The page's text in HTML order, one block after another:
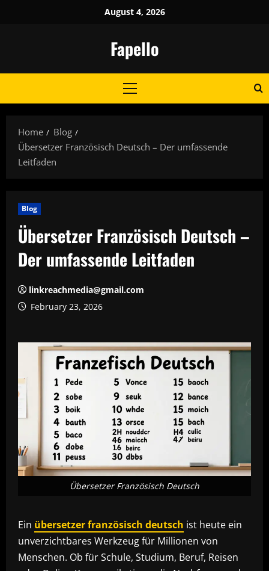
August 4, 2026
Fapello
Primary
Home
Blog
Übersetzer Französisch Deutsch – Der umfassende
Leitfaden
Blog
Übersetzer Französisch Deutsch –
Der umfassende Leitfaden
linkreachmedia@gmail.com
February 23, 2026
Übersetzer Französisch Deutsch
Ein übersetzer französisch deutsch ist heute ein
unverzichtbares Werkzeug für Millionen von
Menschen. Ob für Schule, Studium, Beruf, Reisen